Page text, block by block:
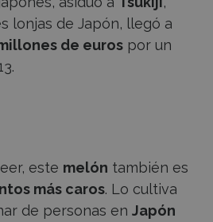
lonjas de Japón, llegó a
de euros por un
este melón también es
más caros. Lo cultiva
de personas en Japón